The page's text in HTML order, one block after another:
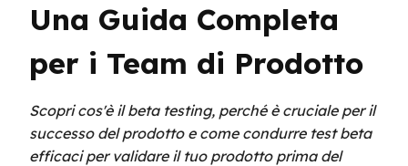
Una Guida Completa
per i Team di Prodotto
Scopri cos'è il beta testing, perché è cruciale per il
successo del prodotto e come condurre test beta
efficaci per validare il tuo prodotto prima del